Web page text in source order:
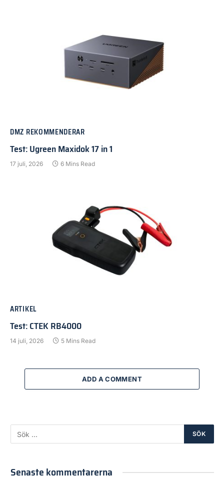
DMZ REKOMMENDERAR
Test: Ugreen Maxidok 17 in 1
17 juli, 2026 6 Mins Read
ARTIKEL
Test: CTEK RB4000
14 juli, 2026 5 Mins Read
ADD A COMMENT
Senaste kommentarerna